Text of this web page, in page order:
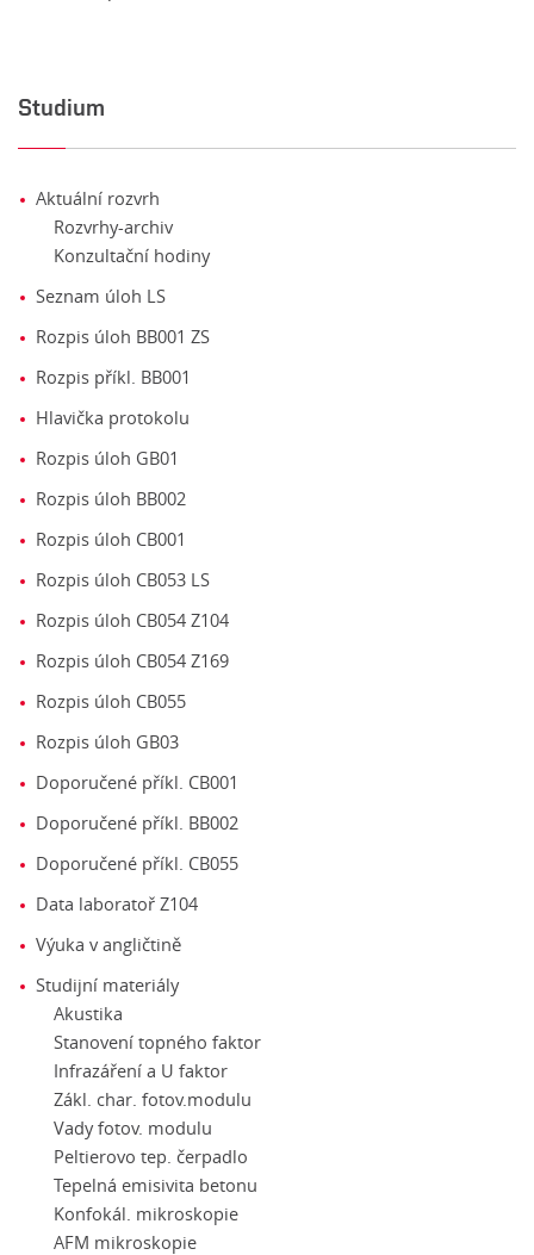
Studium
Aktuální rozvrh
Rozvrhy-archiv
Konzultační hodiny
Seznam úloh LS
Rozpis úloh BB001 ZS
Rozpis příkl. BB001
Hlavička protokolu
Rozpis úloh GB01
Rozpis úloh BB002
Rozpis úloh CB001
Rozpis úloh CB053 LS
Rozpis úloh CB054 Z104
Rozpis úloh CB054 Z169
Rozpis úloh CB055
Rozpis úloh GB03
Doporučené příkl. CB001
Doporučené příkl. BB002
Doporučené příkl. CB055
Data laboratoř Z104
Výuka v angličtině
Studijní materiály
Akustika
Stanovení topného faktor
Infrazáření a U faktor
Zákl. char. fotov.modulu
Vady fotov. modulu
Peltierovo tep. čerpadlo
Tepelná emisivita betonu
Konfokál. mikroskopie
AFM mikroskopie